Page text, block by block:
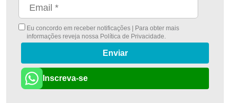
Eu concordo em receber notificações | Para obter mais
informações reveja nossa Política de Privacidade.
Enviar
Inscreva-se